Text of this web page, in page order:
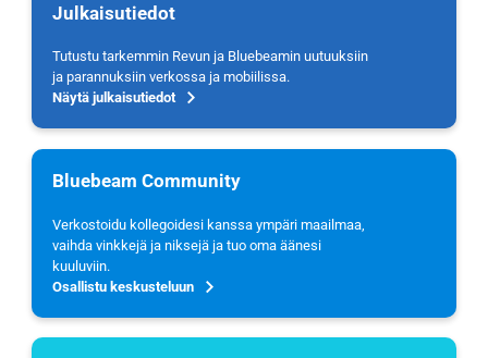
Julkaisutiedot
Tutustu tarkemmin Revun ja Bluebeamin uutuuksiin
ja parannuksiin verkossa ja mobiilissa.
Näytä julkaisutiedot
Bluebeam Community
Verkostoidu kollegoidesi kanssa ympäri maailmaa,
vaihda vinkkejä ja niksejä ja tuo oma äänesi
kuuluviin.
Osallistu keskusteluun